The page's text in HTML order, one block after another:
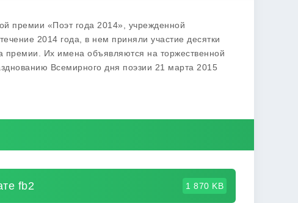
премии «Поэт года 2014», учрежденной
2014 года, в нем приняли участие десятки
премии. Их имена объявляются на торжественной
Всемирного дня поэзии 21 марта 2015
fb2 1 870 KB